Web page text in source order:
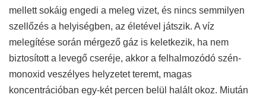
mellett sokáig engedi a meleg vizet, és nincs semmilyen
szellőzés a helyiségben, az életével játszik. A víz
melegítése során mérgező gáz is keletkezik, ha nem
biztosított a levegő cseréje, akkor a felhalmozódó szén-
monoxid veszélyes helyzetet teremt, magas
koncentrációban egy-két percen belül halált okoz. Miután